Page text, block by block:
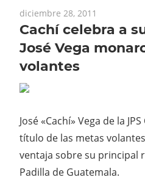
diciembre 28, 2011
Cachí celebra a
José Vega
volantes
José «Cachí» Vega de la
título de las metas
ventaja sobre su principal
Padilla de Guatemala.